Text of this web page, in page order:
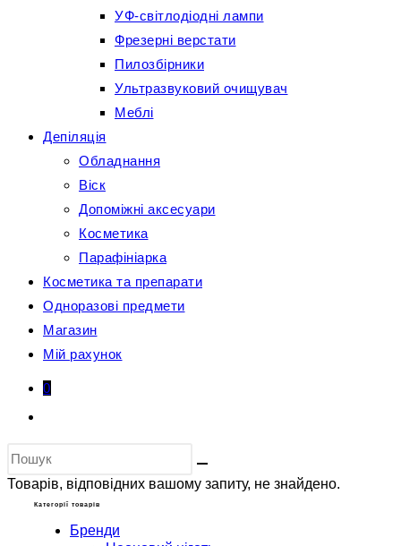
УФ-світлодіодні лампи
Фрезерні верстати
Пилозбірники
Ультразвуковий очищувач
Меблі
Депіляція
Обладнання
Віск
Допоміжні аксесуари
Косметика
Парафініарка
Косметика та препарати
Одноразові предмети
Магазин
Мій рахунок
0
на
веб-
сайті
Пошук
на
сайті
Товарів, відповідних вашому запиту, не знайдено.
Категорії товарів
Бренди